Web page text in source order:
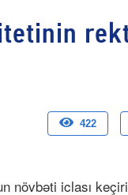
Paytaxta giriş
"Xoş gəldin, cibində
422